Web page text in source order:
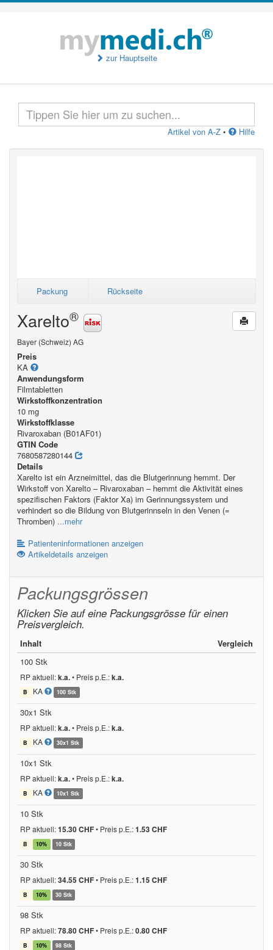
zur Hauptseite
Artikel von A-Z • Hilfe
Packung Rückseite
Xarelto®
Bayer (Schweiz) AG
Preis
KA
Anwendungsform
Filmtabletten
Wirkstoffkonzentration
10 mg
Wirkstoffklasse
Rivaroxaban (B01AF01)
GTIN Code
7680587280144
Details
Xarelto ist ein Arzneimittel, das die Blutgerinnung hemmt. Der
Wirkstoff von Xarelto – Rivaroxaban – hemmt die Aktivität eines
spezifischen Faktors (Faktor Xa) im Gerinnungssystem und
verhindert so die Bildung von Blutgerinnseln in den Venen (=
Thromben) ...mehr
Patienteninformationen anzeigen
Artikeldetails anzeigen
Packungsgrössen
Klicken Sie auf eine Packungsgrösse für einen
Preisvergleich.
Inhalt
Vergleich
100 Stk
RP aktuell:k.a.• Preis p.E.:k.a.
B KA 100 Stk
30x1 Stk
RP aktuell:k.a.• Preis p.E.:k.a.
B KA 30x1 Stk
10x1 Stk
RP aktuell:k.a.• Preis p.E.:k.a.
B KA 10x1 Stk
10 Stk
RP aktuell:15.30 CHF• Preis p.E.:1.53 CHF
B 10% 10 Stk
30 Stk
RP aktuell:34.55 CHF• Preis p.E.:1.15 CHF
B 10% 30 Stk
98 Stk
RP aktuell:78.80 CHF• Preis p.E.:0.80 CHF
B 10% 98 Stk